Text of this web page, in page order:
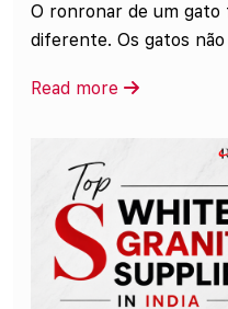
O ronronar de um gato
diferente. Os gatos não
Read more